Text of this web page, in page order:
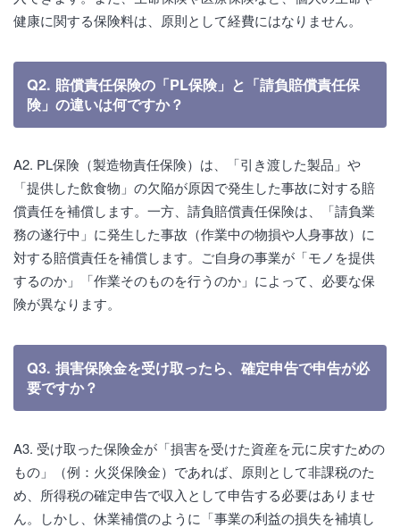
健康に関する保険料は、原則として経費にはなりません。
Q2. 賠償責任保険の「PL保険」と「請負賠償責任保
険」の違いは何ですか？
A2. PL保険（製造物責任保険）は、「引き渡した製品」や
「提供した飲食物」の欠陥が原因で発生した事故に対する賠
償責任を補償します。一方、請負賠償責任保険は、「請負業
務の遂行中」に発生した事故（作業中の物損や人身事故）に
対する賠償責任を補償します。ご自身の事業が「モノを提供
するのか」「作業そのものを行うのか」によって、必要な保
険が異なります。
Q3. 損害保険金を受け取ったら、確定申告で申告が必
要ですか？
A3. 受け取った保険金が「損害を受けた資産を元に戻すための
もの」（例：火災保険金）であれば、原則として非課税のた
め、所得税の確定申告で収入として申告する必要はありませ
ん。しかし、休業補償のように「事業の利益の損失を補填し